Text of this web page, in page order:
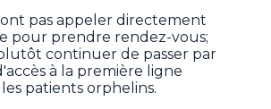
pas appeler directement
pour prendre rendez-vous;
continuer de passer par
à la première ligne
patients orphelins.